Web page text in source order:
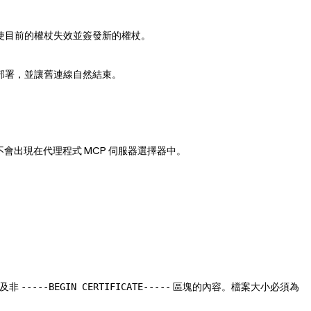
目前的權杖失效並簽發新的權杖。
，並讓舊連線自然結束。
出現在代理程式 MCP 伺服器選擇器中。
非 -----BEGIN CERTIFICATE----- 區塊的內容。檔案大小必須為